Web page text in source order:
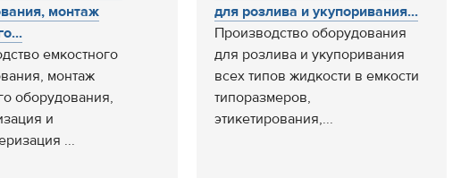
монтаж
емкостного
монтаж
оборудования,
и
...
для розлива и укупоривания...
Производство оборудования
для розлива и укупоривания
всех типов жидкости в емкости
типоразмеров,
этикетирования,...